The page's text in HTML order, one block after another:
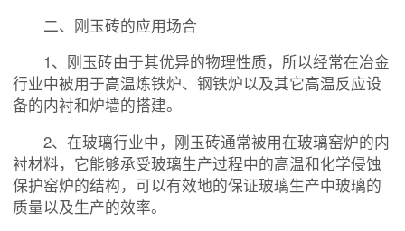
二、刚玉砖的应用场合
1、刚玉砖由于其优异的物理性质，所以经常在冶金
行业中被用于高温炼铁炉、钢铁炉以及其它高温反应设
备的内衬和炉墙的搭建。
2、在玻璃行业中，刚玉砖通常被用在玻璃窑炉的内
衬材料，它能够承受玻璃生产过程中的高温和化学侵蚀
保护窑炉的结构，可以有效地的保证玻璃生产中玻璃的
质量以及生产的效率。